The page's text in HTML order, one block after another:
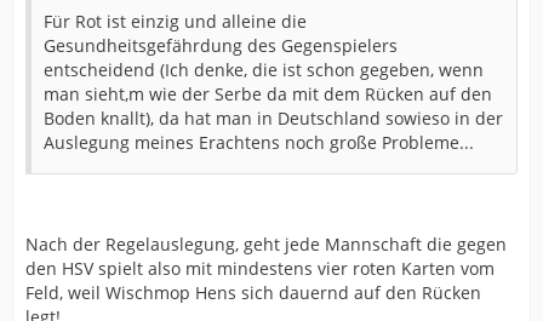
Für Rot ist einzig und alleine die
Gesundheitsgefährdung des Gegenspielers
entscheidend (Ich denke, die ist schon gegeben, wenn
man sieht,m wie der Serbe da mit dem Rücken auf den
Boden knallt), da hat man in Deutschland sowieso in der
Auslegung meines Erachtens noch große Probleme...
Nach der Regelauslegung, geht jede Mannschaft die gegen
den HSV spielt also mit mindestens vier roten Karten vom
Feld, weil Wischmop Hens sich dauernd auf den Rücken
legt!